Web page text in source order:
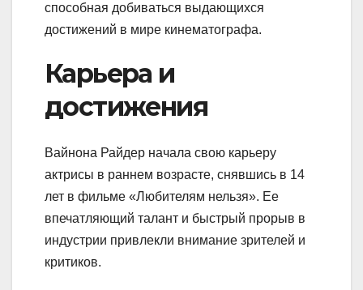
способная добиваться выдающихся
достижений в мире кинематографа.
Карьера и
достижения
Вайнона Райдер начала свою карьеру
актрисы в раннем возрасте, снявшись в 14
лет в фильме «Любителям нельзя». Ее
впечатляющий талант и быстрый прорыв в
индустрии привлекли внимание зрителей и
критиков.